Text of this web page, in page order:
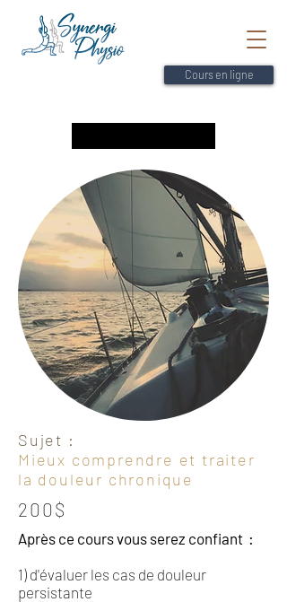
Cours en ligne
Sujet :
Mieux comprendre et traiter
la douleur chronique
200$
Après ce cours vous serez confiant :
1) d'évaluer les cas de douleur
persistante